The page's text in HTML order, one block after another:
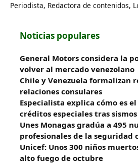
Periodista, Redactora de contenidos,
Noticias populares
General Motors considera la
volver al mercado venezolano
Chile y Venezuela formalizan
relaciones consulares
Especialista explica cómo es
créditos especiales tras
Unes Monagas gradúa a 495
profesionales de la seguridad
Unicef: Unos 300 niños
alto fuego de octubre